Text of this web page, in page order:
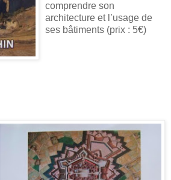
comprendre son
architecture et l’usage de
ses bâtiments (prix : 5€)